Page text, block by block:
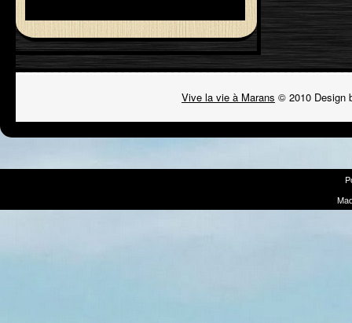
Vive la vie à Marans © 2010 Design